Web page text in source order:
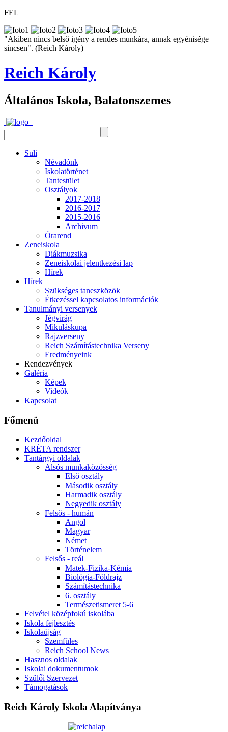
FEL
"Akiben nincs belső igény a rendes munkára, annak egyénisége
sincsen". (Reich Károly)
Reich Károly
Általános Iskola, Balatonszemes
Suli
Névadónk
Iskolatörténet
Tantestület
Osztályok
2017-2018
2016-2017
2015-2016
Archivum
Órarend
Zeneiskola
Diákmuzsika
Zeneiskolai jelentkezési lap
Hírek
Hírek
Szükséges taneszközök
Étkezéssel kapcsolatos információk
Tanulmányi versenyek
Jégvirág
Mikuláskupa
Rajzverseny
Reich Számítástechnika Verseny
Eredményeink
Rendezvények
Galéria
Képek
Videók
Kapcsolat
Főmenü
Kezdőoldal
KRÉTA rendszer
Tantárgyi oldalak
Alsós munkaközösség
Első osztály
Második osztály
Harmadik osztály
Negyedik osztály
Felsős - humán
Angol
Magyar
Német
Történelem
Felsős - reál
Matek-Fizika-Kémia
Biológia-Földrajz
Számítástechnika
6. osztály
Természetismeret 5-6
Felvétel középfokú iskolába
Iskola fejlesztés
Iskolaújság
Szemfüles
Reich School News
Hasznos oldalak
Iskolai dokumentumok
Szülői Szervezet
Támogatások
Reich Károly Iskola Alapítványa